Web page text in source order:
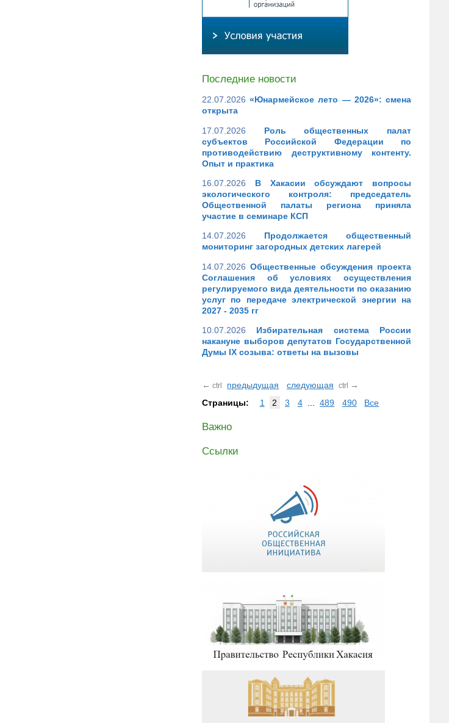
Последние новости
22.07.2026 «Юнармейское лето — 2026»: смена
открыта
17.07.2026
Роль общественных палат
субъектов Российской Федерации по
противодействию деструктивному контенту.
Опыт и практика
16.07.2026
В Хакасии обсуждают вопросы
экологического контроля: председатель
Общественной палаты региона приняла
участие в семинаре КСП
14.07.2026
Продолжается общественный
мониторинг загородных детских лагерей
14.07.2026 Общественные обсуждения проекта
Соглашения об условиях осуществления
регулируемого вида деятельности по оказанию
услуг по передаче электрической энергии на
2027 - 2035 гг
10.07.2026
Избирательная система России
накануне выборов депутатов Государственной
Думы IX созыва: ответы на вызовы
← ctrl предыдущая следующая ctrl →
Страницы:
1 2 3 4 489 490 Все
Важно
Ссылки